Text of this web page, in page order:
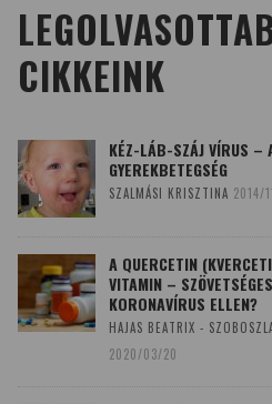
CIKKEINK
KÉZ-LÁB-SZÁJ VÍRUS –
GYEREKBETEGSÉG
SZALMÁSI KRISZTINA 2014/
A QUERCETIN
VITAMIN –
KORONAVÍRUS ELLEN?
HAJAS BEATRIX -
2020/03/20